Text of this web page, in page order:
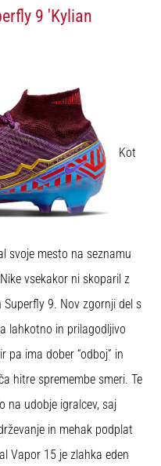
9 'Kylian
Kot
svoje mesto na seznamu
vsekakor ni skoparil z
9. Nov zgornji del s
lahkotno in prilagodljivo
pa ima dober “odboj” in
hitre spremembe smeri. Te
na udobje igralcev, saj
in mehak podplat
Vapor 15 je zlahka eden